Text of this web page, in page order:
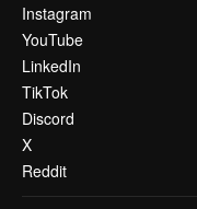
Instagram
YouTube
LinkedIn
TikTok
Discord
X
Reddit